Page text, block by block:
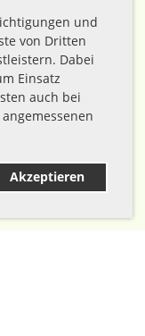
und
von Dritten
Dabei
Einsatz
auch bei
Akzeptieren